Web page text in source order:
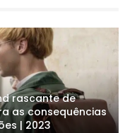
rascante de
as consequências
| 2023